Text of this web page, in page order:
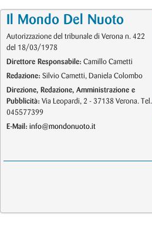
Il Mondo Del Nuoto
Autorizzazione del tribunale di Verona n. 422
del 18/03/1978
Direttore Responsabile: Camillo Cametti
Redazione: Silvio Cametti, Daniela Colombo
Direzione, Redazione, Amministrazione e
Pubblicità: Via Leopardi, 2 - 37138 Verona. Tel.
045577399
E-Mail: info@mondonuoto.it